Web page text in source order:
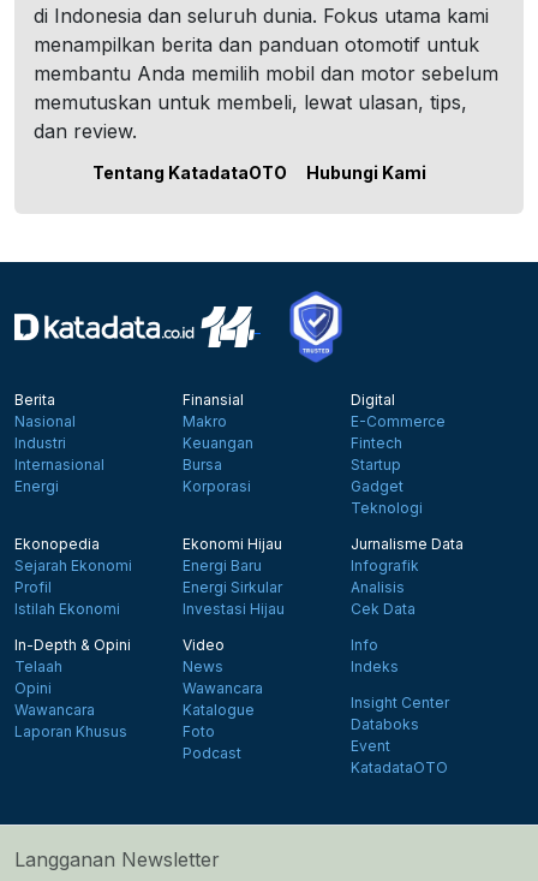
di Indonesia dan seluruh dunia. Fokus utama kami
menampilkan berita dan panduan otomotif untuk
membantu Anda memilih mobil dan motor sebelum
memutuskan untuk membeli, lewat ulasan, tips,
dan review.
Tentang KatadataOTO Hubungi Kami
Berita
Nasional
Industri
Internasional
Energi
Finansial
Makro
Keuangan
Bursa
Korporasi
Digital
E-Commerce
Fintech
Startup
Gadget
Teknologi
Ekonopedia
Sejarah Ekonomi
Profil
Istilah Ekonomi
Ekonomi Hijau
Energi Baru
Energi Sirkular
Investasi Hijau
Jurnalisme Data
Infografik
Analisis
Cek Data
In-Depth & Opini
Telaah
Opini
Wawancara
Laporan Khusus
Video
News
Wawancara
Katalogue
Foto
Podcast
Info
Indeks
Insight Center
Databoks
Event
KatadataOTO
Langganan Newsletter